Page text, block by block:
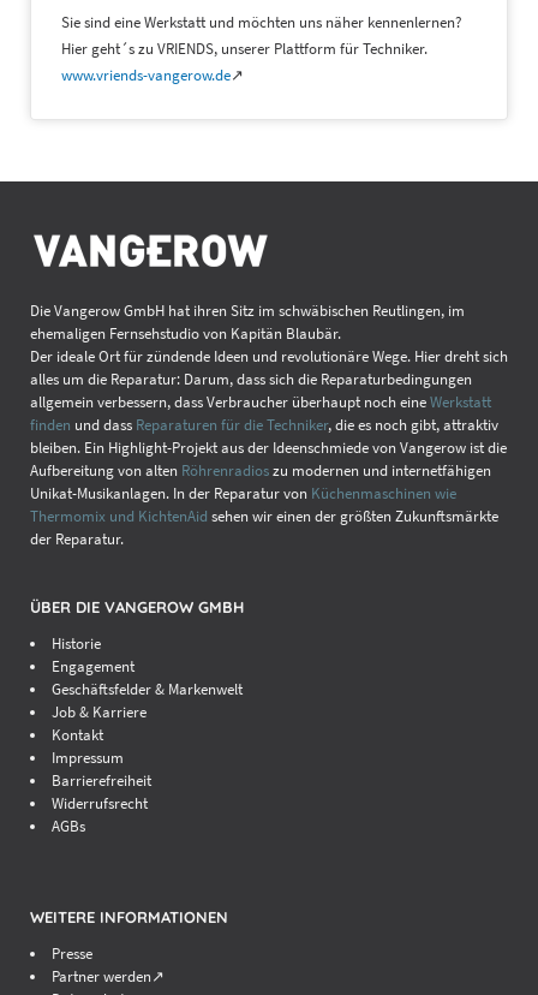
Sie sind eine Werkstatt und möchten uns näher kennenlernen?
Hier geht´s zu VRIENDS, unserer Plattform für Techniker.
www.vriends-vangerow.de↗
Die Vangerow GmbH hat ihren Sitz im schwäbischen Reutlingen, im
ehemaligen Fernsehstudio von Kapitän Blaubär.
Der ideale Ort für zündende Ideen und revolutionäre Wege. Hier dreht sich
alles um die Reparatur: Darum, dass sich die Reparaturbedingungen
allgemein verbessern, dass Verbraucher überhaupt noch eineWerkstatt
finden und dass Reparaturen für die Techniker, die es noch gibt, attraktiv
bleiben. Ein Highlight-Projekt aus der Ideenschmiede von Vangerow ist die
Aufbereitung von alten Röhrenradioszu modernen und internetfähigen
Unikat-Musikanlagen. In der Reparatur von Küchenmaschinen wie
Thermomix und KichtenAid sehen wir einen der größten Zukunftsmärkte
der Reparatur.
ÜBER DIE VANGEROW GMBH
Historie
Engagement
Geschäftsfelder & Markenwelt
Job & Karriere
Kontakt
Impressum
Barrierefreiheit
Widerrufsrecht
AGBs
WEITERE INFORMATIONEN
Presse
Partner werden↗